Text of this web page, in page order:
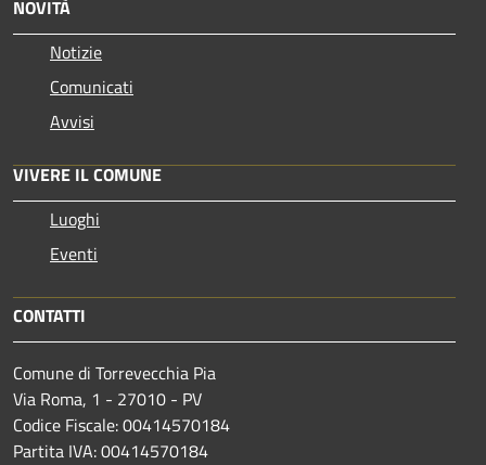
NOVITÀ
Notizie
Comunicati
Avvisi
VIVERE IL COMUNE
Luoghi
Eventi
CONTATTI
Comune di Torrevecchia Pia
Via Roma, 1 - 27010 - PV
Codice Fiscale: 00414570184
Partita IVA: 00414570184